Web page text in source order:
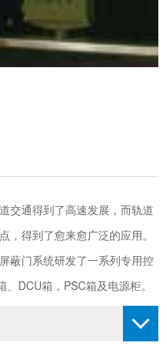
交通得到了高速发展，而轨道
，得到了愈来愈广泛的应用。
蔽门系统研发了一系列专用控
DCU箱，PSC箱及电源柜。